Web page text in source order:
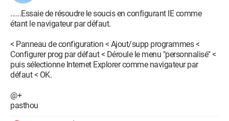
......Essaie de résoudre le soucis en configurant IE comme
étant le navigateur par défaut.
< Panneau de configuration < Ajout/supp programmes <
Configurer prog par défaut < Déroule le menu "personnalisé" <
puis sélectionne Internet Explorer comme navigateur par
défaut < OK.
@+
pasthou